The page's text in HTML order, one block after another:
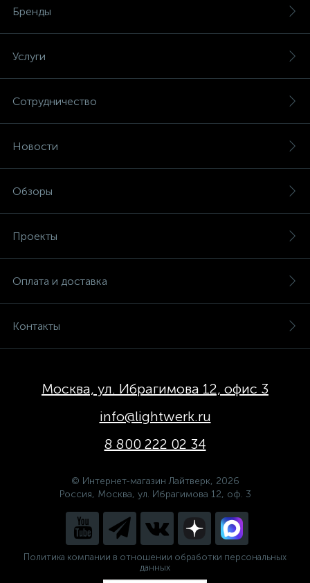
Бренды
Услуги
Сотрудничество
Новости
Обзоры
Проекты
Оплата и доставка
Контакты
Москва, ул. Ибрагимова 12, офис 3
info@lightwerk.ru
8 800 222 02 34
© Интернет-магазин Лайтверк, 2026
Россия, Москва, ул. Ибрагимова 12, оф. 3
Политика компании в отношении обработки персональных
данных